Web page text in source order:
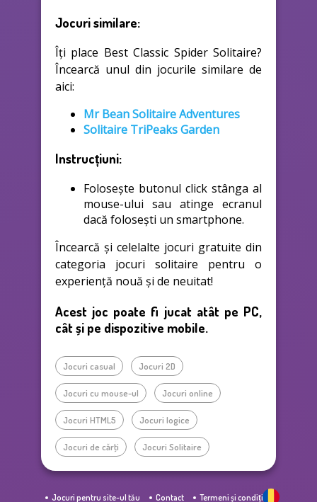
Jocuri similare:
Îți place Best Classic Spider Solitaire?
Încearcă unul din jocurile similare de
aici:
Mr Bean Solitaire Adventures
Solitaire TriPeaks Garden
Instrucțiuni:
Folosește butonul click stânga al
mouse-ului sau atinge ecranul
dacă folosești un smartphone.
Încearcă și celelalte jocuri gratuite din
categoria jocuri solitaire pentru o
experiență nouă și de neuitat!
Acest joc poate fi jucat atât pe PC,
cât și pe dispozitive mobile.
Jocuri casual Jocuri 2D
Jocuri cu mouse-ul Jocuri online
Jocuri HTML5 Jocuri logice
Jocuri de cărţi Jocuri Solitaire
Jocuri pentru site-ul tău Contact Termeni și condiții